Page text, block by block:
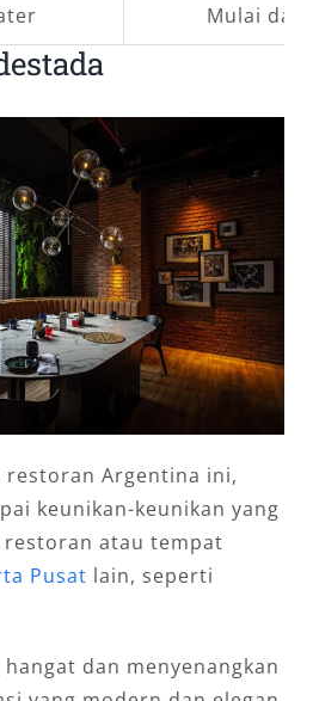
Mulai dari
restoran Argentina ini,
keunikan-keunikan yang
atau tempat
Pusat lain, seperti
dan menyenangkan